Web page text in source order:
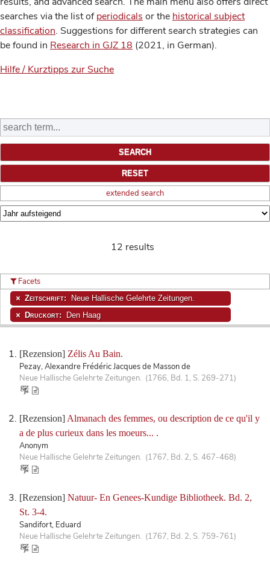
searches via the list ofperiodicals or the historical subject
classification. Suggestions for different search strategies can
be found in Research in GJZ 18 (2021, in German).
Hilfe / Kurztipps zur Suche
extended search
12 results
[Rezension] Zélis Au Bain.
Pezay, Alexandre Frédéric Jacques de Masson de
Neue Hallische Gelehrte Zeitungen. (1766, Bd. 1, S. 269-271)
[Rezension] Almanach des femmes, ou description de ce qu'il y
a de plus curieux dans les moeurs... .
Anonym
Neue Hallische Gelehrte Zeitungen. (1767, Bd. 2, S. 467-468)
[Rezension] Natuur- En Genees-Kundige Bibliotheek. Bd. 2,
St. 3-4.
Sandifort, Eduard
Neue Hallische Gelehrte Zeitungen. (1767, Bd. 2, S. 759-761)
Facets
Zeitschrift: Neue Hallische Gelehrte Zeitungen.
Druckort: Den Haag